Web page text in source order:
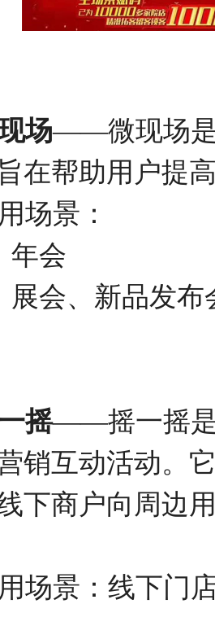
场——微现场是
在帮助用户提
场景：
年会
展会、新品发布
摇——摇一摇是
销互动活动。
下商户向周边
场景：线下门